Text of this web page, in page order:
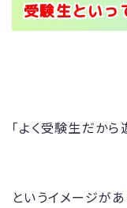
受験生といっ
「よく受験生だから
というイメージが